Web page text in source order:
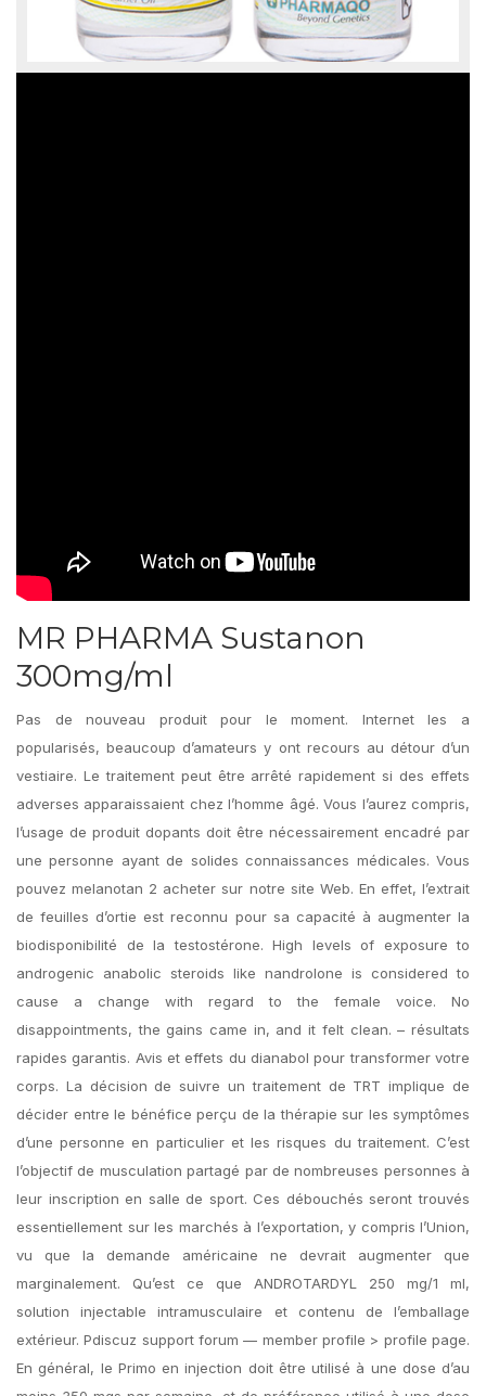
MR PHARMA Sustanon
300mg/ml
Pas de nouveau produit pour le moment. Internet les a
popularisés, beaucoup d’amateurs y ont recours au détour d’un
vestiaire. Le traitement peut être arrêté rapidement si des effets
adverses apparaissaient chez l’homme âgé. Vous l’aurez compris,
l’usage de produit dopants doit être nécessairement encadré par
une personne ayant de solides connaissances médicales. Vous
pouvez melanotan 2 acheter sur notre site Web. En effet, l’extrait
de feuilles d’ortie est reconnu pour sa capacité à augmenter la
biodisponibilité de la testostérone. High levels of exposure to
androgenic anabolic steroids like nandrolone is considered to
cause a change with regard to the female voice. No
disappointments, the gains came in, and it felt clean. – résultats
rapides garantis. Avis et effets du dianabol pour transformer votre
corps. La décision de suivre un traitement de TRT implique de
décider entre le bénéfice perçu de la thérapie sur les symptômes
d’une personne en particulier et les risques du traitement. C’est
l’objectif de musculation partagé par de nombreuses personnes à
leur inscription en salle de sport. Ces débouchés seront trouvés
essentiellement sur les marchés à l’exportation, y compris l’Union,
vu que la demande américaine ne devrait augmenter que
marginalement. Qu’est ce que ANDROTARDYL 250 mg/1 ml,
solution injectable intramusculaire et contenu de l’emballage
extérieur. Pdiscuz support forum — member profile > profile page.
En général, le Primo en injection doit être utilisé à une dose d’au